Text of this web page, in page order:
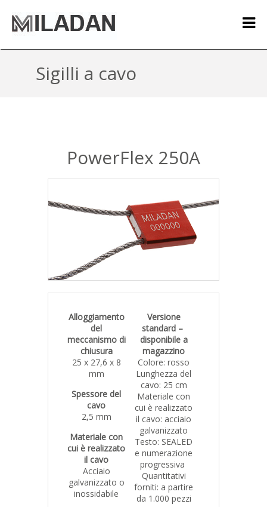
Sigilli a cavo
PowerFlex 250A
Alloggiamento
del
meccanismo di
chiusura
25 x 27,6 x 8
mm
Spessore del
cavo
2,5 mm
Materiale con
cui è realizzato
il cavo
Acciaio
galvanizzato o
inossidabile
Versione
standard –
disponibile a
magazzino
Colore: rosso
Lunghezza del
cavo: 25 cm
Materiale con
cui è realizzato
il cavo: acciaio
galvanizzato
Testo: SEALED
e numerazione
progressiva
Quantitativi
forniti: a partire
da 1.000 pezzi